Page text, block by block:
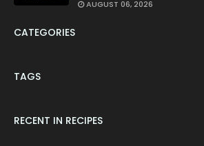
AUGUST 06, 2026
CATEGORIES
TAGS
RECENT IN RECIPES